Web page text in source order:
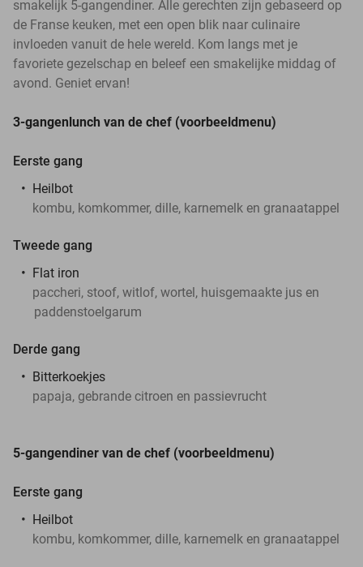
smakelijk 5-gangendiner. Alle gerechten zijn gebaseerd op
de Franse keuken, met een open blik naar culinaire
invloeden vanuit de hele wereld. Kom langs met je
favoriete gezelschap en beleef een smakelijke middag of
avond. Geniet ervan!
3-gangenlunch van de chef (voorbeeldmenu)
Eerste gang
Heilbot
kombu, komkommer, dille, karnemelk en granaatappel
Tweede gang
Flat iron
paccheri, stoof, witlof, wortel, huisgemaakte jus en
paddenstoelgarum
Derde gang
Bitterkoekjes
papaja, gebrande citroen en passievrucht
5-gangendiner van de chef (voorbeeldmenu)
Eerste gang
Heilbot
kombu, komkommer, dille, karnemelk en granaatappel